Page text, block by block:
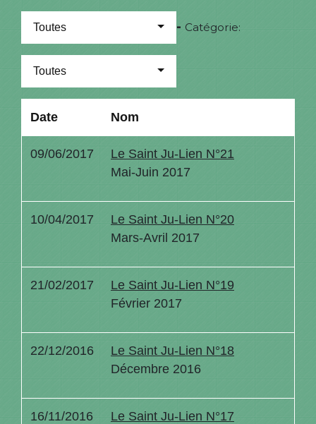
Toutes - Catégorie:
Toutes
Date Nom
09/06/2017
Le Saint Ju-Lien N°21
Mai-Juin 2017
10/04/2017
Le Saint Ju-Lien N°20
Mars-Avril 2017
21/02/2017
Le Saint Ju-Lien N°19
Février 2017
22/12/2016
Le Saint Ju-Lien N°18
Décembre 2016
16/11/2016
Le Saint Ju-Lien N°17